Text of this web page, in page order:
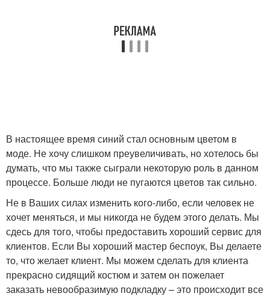
В настоящее время синий стал основным цветом в
моде. Не хочу слишком преувеличивать, но хотелось бы
думать, что мы также сыграли некоторую роль в данном
процессе. Больше люди не пугаются цветов так сильно.
Не в Ваших силах изменить кого-либо, если человек не
хочет меняться, и мы никогда не будем этого делать. Мы
сдесь для того, чтобы предоставить хороший сервис для
клиентов. Если Вы хороший мастер беспоук, Вы делаете
то, что желает клиент. Мы можем сделать для клиента
прекрасно сидящий костюм и затем он пожелает
заказать невообразимую подкладку – это происходит все